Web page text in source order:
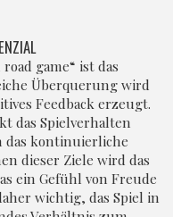
game“ ist das
Überquerung wird
Feedback erzeugt.
das Spielverhalten
das kontinuierliche
dieser Ziele wird das
ein Gefühl von Freude
wichtig, das Spiel in